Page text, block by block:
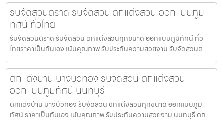
รับจัดสวนตราด รับจัดสวน ตกแต่งสวน ออกแบบภูมิ
ทัศน์ ทั่วไทย
รับจัดสวนตราด รับจัดสวน ตกแต่งสวนทุกขนาด ออกแบบภูมิทัศน์ ทั่ว
ไทยราคาเป็นกันเอง เน้นคุณภาพ รับประกันความสวยงาม รับจัดสวนต
ตกแต่งบ้าน บางบัวทอง รับจัดสวน ตกแต่งสวน
ออกแบบภูมิทัศน์ นนทบุรี
ตกแต่งบ้าน บางบัวทอง รับจัดสวน ตกแต่งสวนทุกขนาด ออกแบบภูมิ
ทัศน์ ราคาเป็นกันเอง เน้นคุณภาพ รับประกันความสวยงาม นนทบุรี ตก